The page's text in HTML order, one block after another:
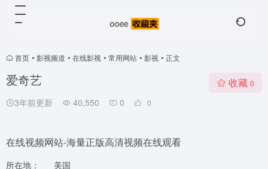
首页 • 影视频道 • 在线影视 • 常用网站 • 影视 • 正文
爱奇艺
3年前更新 40,550 0 0
收藏 0
在线视频网站-海量正版高清视频在线观看
所在地：
美国